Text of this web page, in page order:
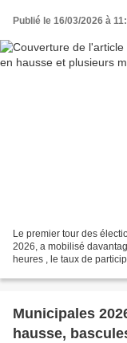
Publié le 16/03/2026 à
Le premier tour des
2026, a mobilisé
heures , le taux de
Municipales
hausse,